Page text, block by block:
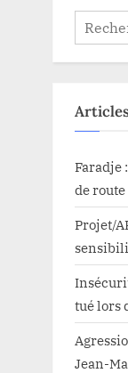
Faradje
de route
Projet/
tué lors
Jean-